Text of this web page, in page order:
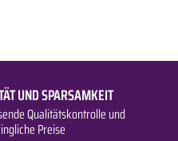
UND SPARSAMKEIT
Qualitätskontrolle und
Preise